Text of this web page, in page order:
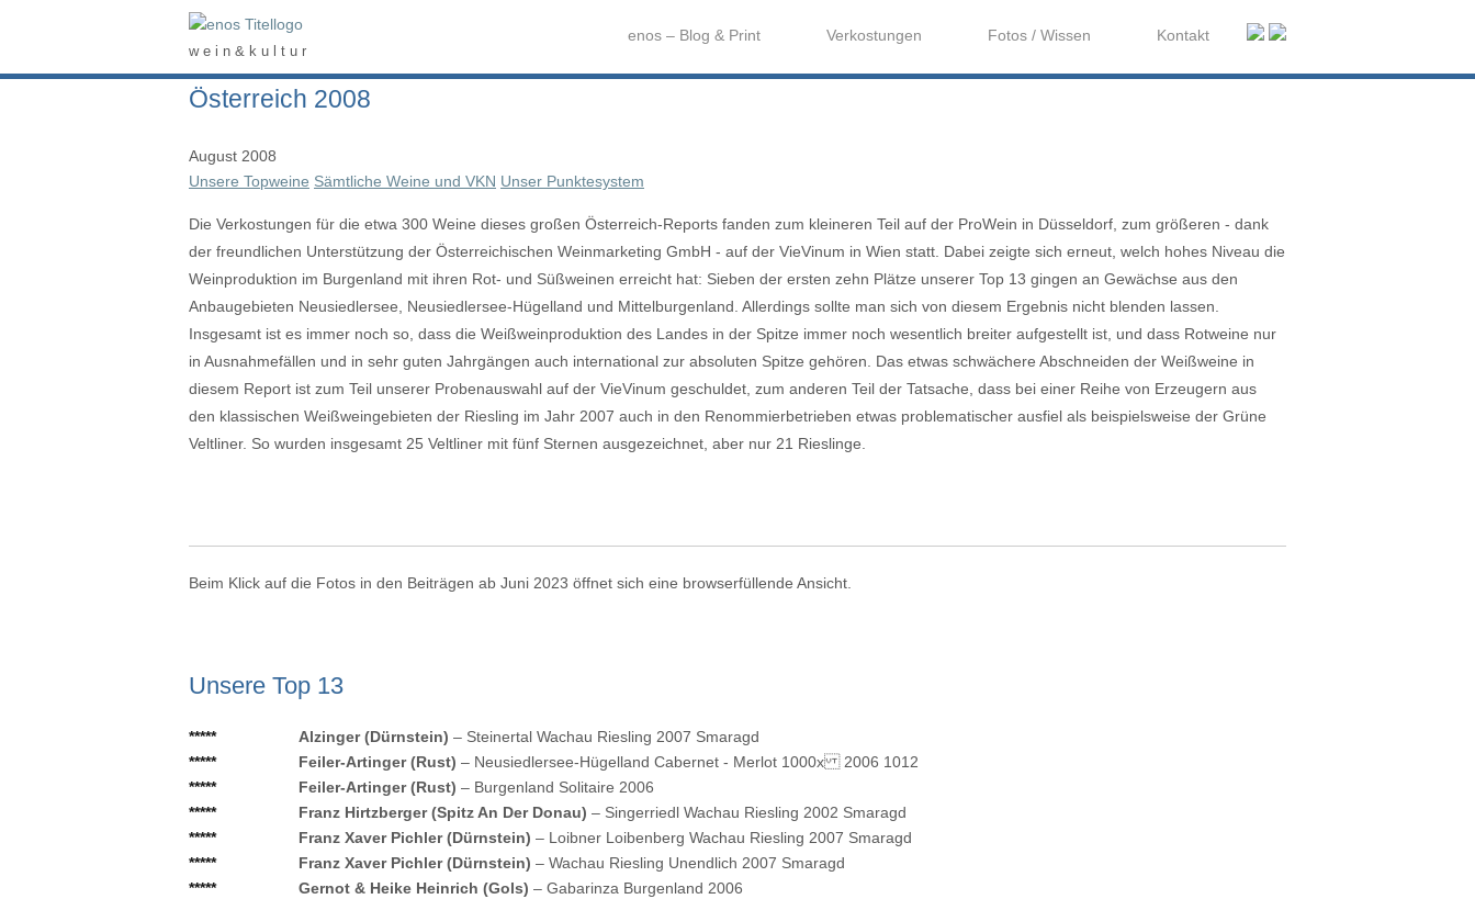
Home
w e i n & k u l t u r
enos – Blog & Print Verkostungen Fotos / Wissen Kontakt
Österreich 2008
August 2008
Unsere Topweine Sämtliche Weine und VKN Unser Punktesystem
Die Verkostungen für die etwa 300 Weine dieses großen Österreich-Reports fanden zum kleineren Teil auf der ProWein in Düsseldorf, zum größeren - dank
der freundlichen Unterstützung der Österreichischen Weinmarketing GmbH - auf der VieVinum in Wien statt. Dabei zeigte sich erneut, welch hohes Niveau die
Weinproduktion im Burgenland mit ihren Rot- und Süßweinen erreicht hat: Sieben der ersten zehn Plätze unserer Top 13 gingen an Gewächse aus den
Anbaugebieten Neusiedlersee, Neusiedlersee-Hügelland und Mittelburgenland. Allerdings sollte man sich von diesem Ergebnis nicht blenden lassen.
Insgesamt ist es immer noch so, dass die Weißweinproduktion des Landes in der Spitze immer noch wesentlich breiter aufgestellt ist, und dass Rotweine nur
in Ausnahmefällen und in sehr guten Jahrgängen auch international zur absoluten Spitze gehören.
Das etwas schwächere Abschneiden der Weißweine in
diesem Report ist zum Teil unserer Probenauswahl auf der VieVinum geschuldet, zum anderen Teil der Tatsache, dass bei einer Reihe von Erzeugern aus
den klassischen Weißweingebieten der Riesling im Jahr 2007 auch in den Renommierbetrieben etwas problematischer ausfiel als beispielsweise der Grüne
Veltliner. So wurden insgesamt 25 Veltliner mit fünf Sternen ausgezeichnet, aber nur 21 Rieslinge.
Beim Klick auf die Fotos in den Beiträgen ab Juni 2023 öffnet sich eine browserfüllende Ansicht.
Unsere Top 13
***** Alzinger (Dürnstein) – Steinertal Wachau Riesling 2007 Smaragd
*****
Feiler-Artinger (Rust) – Neusiedlersee-Hügelland Cabernet - Merlot 1000x 2006 1012
*****
Feiler-Artinger (Rust) – Burgenland Solitaire 2006
*****
Franz Hirtzberger (Spitz An Der Donau) – Singerriedl Wachau Riesling 2002 Smaragd
*****
Franz Xaver Pichler (Dürnstein) – Loibner Loibenberg Wachau Riesling 2007 Smaragd
*****
Franz Xaver Pichler (Dürnstein) – Wachau Riesling Unendlich 2007 Smaragd
*****
Gernot & Heike Heinrich (Gols) – Gabarinza Burgenland 2006